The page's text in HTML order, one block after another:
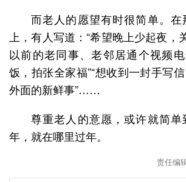
而老人的愿望有时很简单。
上，有人写道：“希望晚上少起夜，
以前的老同事、老邻居通个视频电
饭，拍张全家福”“想收到一封手写
外面的新鲜事”……
尊重老人的意愿，或许就简
年，就在哪里过年。
责任编